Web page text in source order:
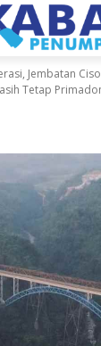
Jembatan
Tetap